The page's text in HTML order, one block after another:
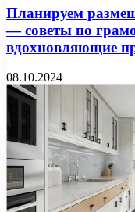
Планируем
— советы по
вдохновляющие
08.10.2024